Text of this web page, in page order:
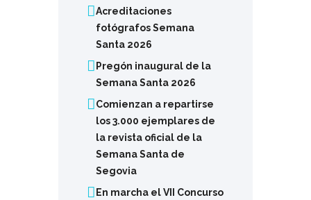
Acreditaciones
fotógrafos Semana
Santa 2026
Pregón inaugural de la
Semana Santa 2026
Comienzan a repartirse
los 3.000 ejemplares de
la revista oficial de la
Semana Santa de
Segovia
En marcha el VII Concurso